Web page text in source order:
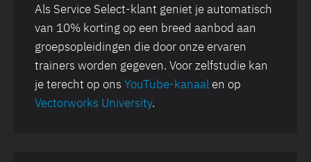
Als Service Select-klant geniet je automatisch
van 10% korting op een breed aanbod aan
groepsopleidingen die door onze ervaren
trainers worden gegeven. Voor zelfstudie kan
je terecht op ons YouTube-kanaal en op
Vectorworks University.